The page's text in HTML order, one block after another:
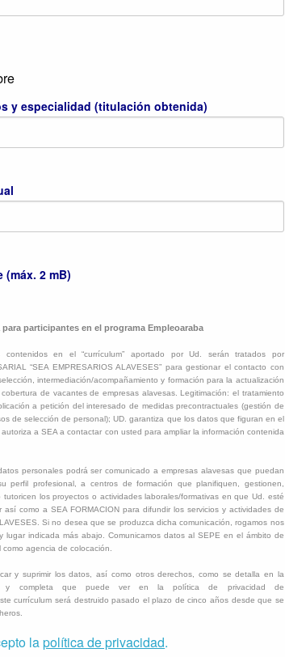
y especialidad (titulación obtenida)
(máx. 2 mB)
participantes en el programa Empleoaraba
contenidos en el “currículum” aportado por Ud. serán tratados por
“SEA EMPRESARIOS ALAVESES” para gestionar el contacto con
intermediación/acompañamiento y formación para la actualización
de vacantes de empresas alavesas. Legitimación: el tratamiento
a petición del interesado de medidas precontractuales (gestión de
de selección de personal); UD. garantiza que los datos que figuran en el
a SEA a contactar con usted para ampliar la información contenida
personales podrá ser comunicado a empresas alavesas que puedan
perfil profesional, a centros de formación que planifiquen, gestionen,
tutoricen los proyectos o actividades laborales/formativas en que Ud. esté
así como a SEA FORMACION para difundir los servicios y actividades de
Si no desea que se produzca dicha comunicación, rogamos nos
lugar indicada más abajo. Comunicamos datos al SEPE en el ámbito de
agencia de colocación.
y suprimir los datos, así como otros derechos, como se detalla en la
y completa que puede ver en la política de privacidad de
currículum será destruido pasado el plazo de cinco años desde que se
lapolítica de privacidad.